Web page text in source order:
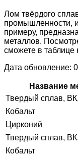
Лом твёрдого
промышленности,
примеру,
металлов.
сможете в таблице
Дата обновление:
Название
Твердый сплав,
Кобальт
Цирконий
Твердый сплав,
Кобальт